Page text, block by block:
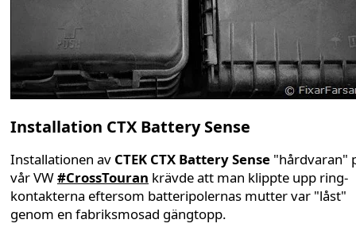
Installation CTX Battery Sense
Installationen av CTEK CTX Battery Sense "hårdvaran"
vår VW#CrossTouran krävde att man klippte upp ring-
kontakterna eftersom batteripolernas mutter var "låst"
genom en fabriksmosad gängtopp.